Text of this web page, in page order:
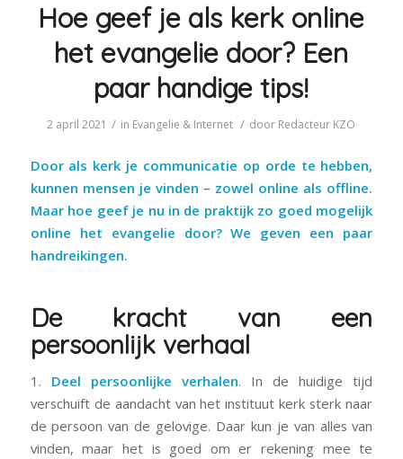
Hoe geef je als kerk online
het evangelie door? Een
paar handige tips!
2 april 2021 / in Evangelie & Internet / door Redacteur KZO
Door als kerk je communicatie op orde te hebben,
kunnen mensen je vinden – zowel online als offline.
Maar hoe geef je nu in de praktijk zo goed mogelijk
online het evangelie door? We geven een paar
handreikingen.
De kracht van een
persoonlijk verhaal
1. Deel persoonlijke verhalen. In de huidige tijd
verschuift de aandacht van het instituut kerk sterk naar
de persoon van de gelovige. Daar kun je van alles van
vinden, maar het is goed om er rekening mee te